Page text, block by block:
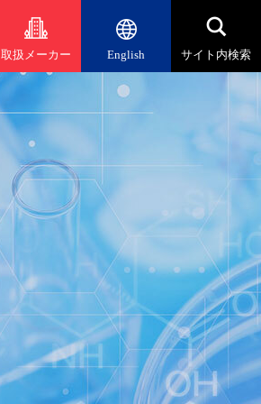
取扱メーカー English サイト内検索